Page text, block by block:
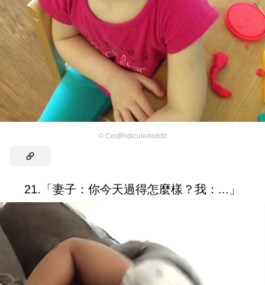
© CestRidicule/reddit
21.「妻子：你今天過得怎麼樣？我：...」